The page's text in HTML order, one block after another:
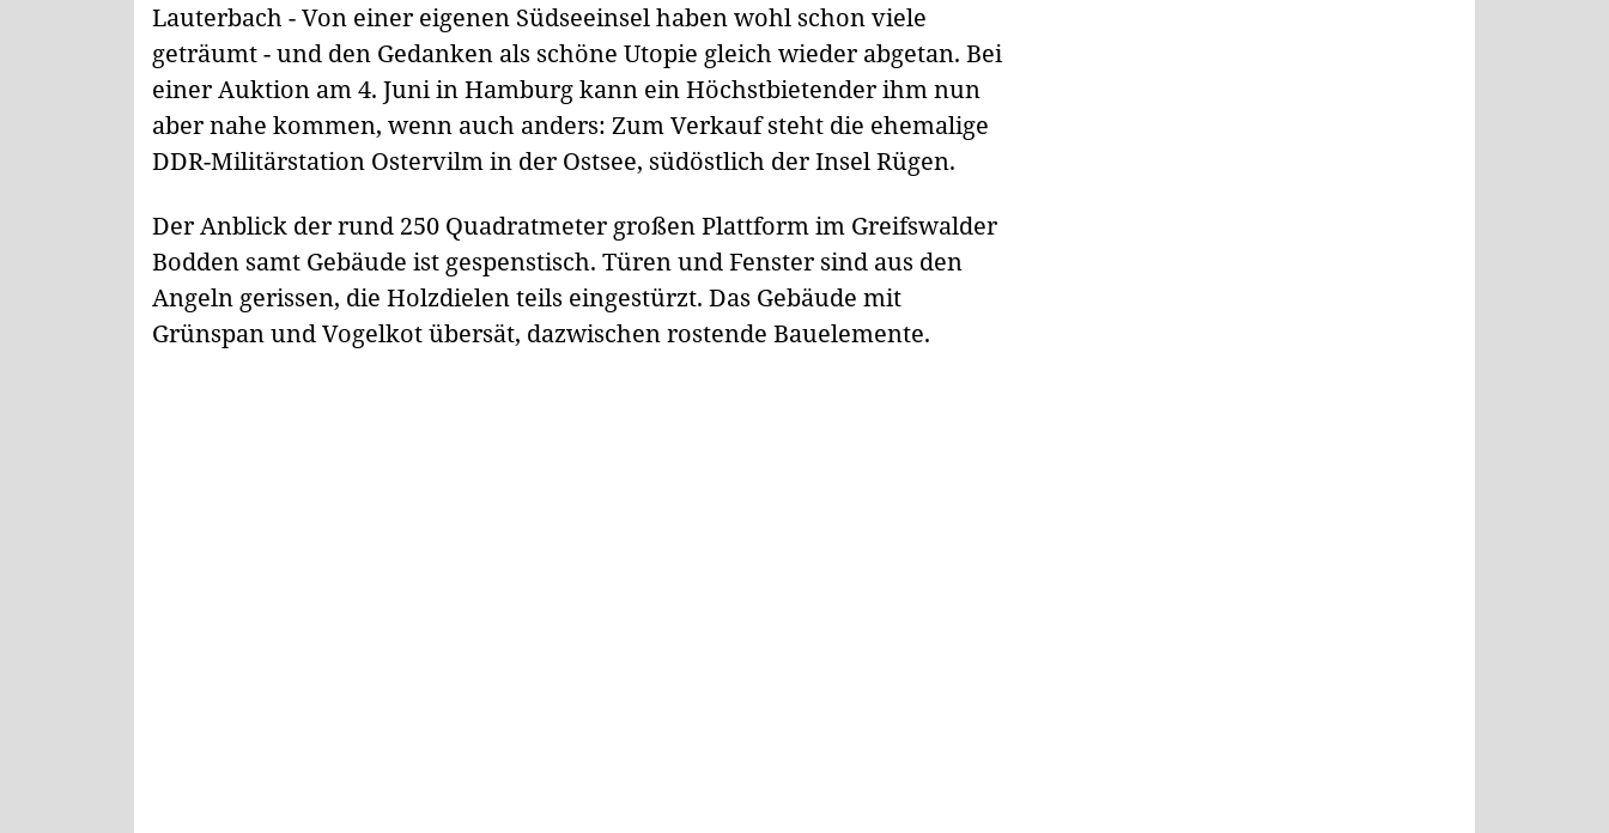
Lauterbach - Von einer eigenen Südseeinsel haben wohl schon viele
geträumt - und den Gedanken als schöne Utopie gleich wieder abgetan. Bei
einer Auktion am 4. Juni in Hamburg kann ein Höchstbietender ihm nun
aber nahe kommen, wenn auch anders: Zum Verkauf steht die ehemalige
DDR-Militärstation Ostervilm in der Ostsee, südöstlich der Insel Rügen.
Der Anblick der rund 250 Quadratmeter großen Plattform im Greifswalder
Bodden samt Gebäude ist gespenstisch. Türen und Fenster sind aus den
Angeln gerissen, die Holzdielen teils eingestürzt. Das Gebäude mit
Grünspan und Vogelkot übersät, dazwischen rostende Bauelemente.